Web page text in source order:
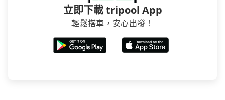
立即下載 tripool App
輕鬆搭車，安心出發！